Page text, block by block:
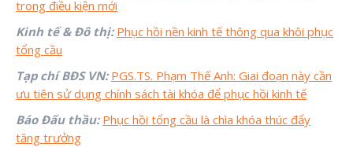
trong điều kiện mới
Kinh tế & Đô thị:Phục hồi nền kinh tế thông qua khôi phục
tổng cầu
Tạp chí BĐS VN: PGS.TS. Phạm Thế Anh: Giai đoạn này cần
ưu tiên sử dụng chính sách tài khóa để phục hồi kinh tế
Báo Đấu thầu: Phục hồi tổng cầu là chìa khóa thúc đẩy
tăng trưởng